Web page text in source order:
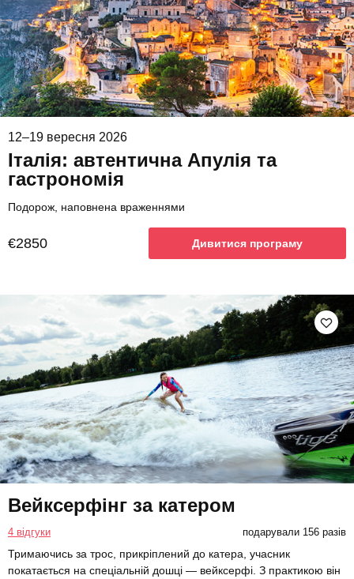
12–19 вересня 2026
Італія: автентична Апулія та
гастрономія
Подорож, наповнена враженнями
€2850 Дивитися програму
Вейксерфінг за катером
4 відгуки подарували 156 разів
Тримаючись за трос, прикріплений до катера, учасник
покатається на спеціальній дошці — вейксерфі. З практикою він